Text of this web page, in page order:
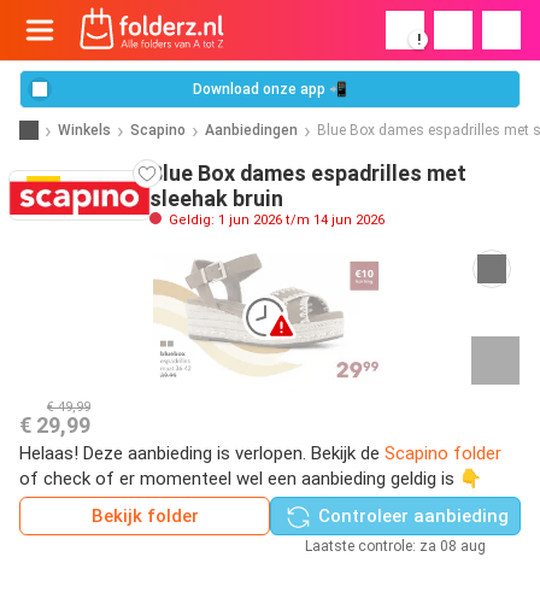
!
Download onze app 📲
Winkels Scapino Aanbiedingen Blue Box dames espadrilles met
Blue Box dames espadrilles met
sleehak bruin
Geldig: 1 jun 2026 t/m 14 jun 2026
€ 49,99
€ 29,99
Helaas! Deze aanbieding is verlopen. Bekijk de Scapino folder
of check of er momenteel wel een aanbieding geldig is 👇
Bekijk folder
Controleer aanbieding
Laatste controle: za 08 aug